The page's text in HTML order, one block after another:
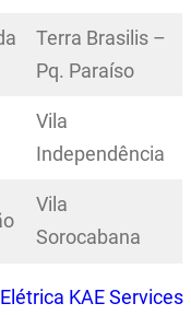
Terra Brasilis –
Pq. Paraíso
Vila
Independência
Vila
Sorocabana
Elétrica KAE Services